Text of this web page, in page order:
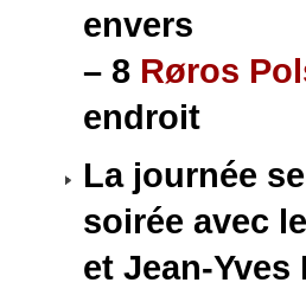
envers
– 8 Røros
endroit
La journée
soirée avec
et Jean-Yves